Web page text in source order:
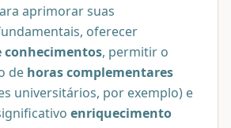
aprimorar suas
oferecer
conhecimentos, permitir o
de horas complementares
universitários, por exemplo) e
enriquecimento